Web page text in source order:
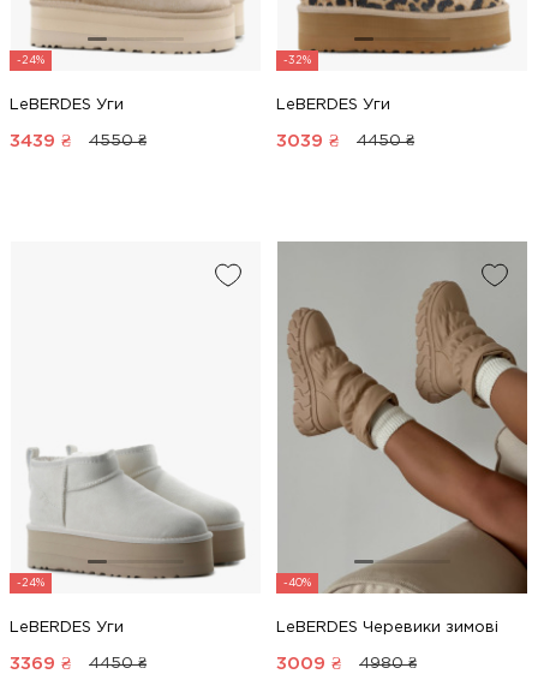
-24%
LeBERDES Уги
3439 ₴ 4550 ₴
-32%
LeBERDES Уги
3039 ₴ 4450 ₴
-24%
LeBERDES Уги
3369 ₴ 4450 ₴
-40%
LeBERDES Черевики зимові
3009 ₴ 4980 ₴